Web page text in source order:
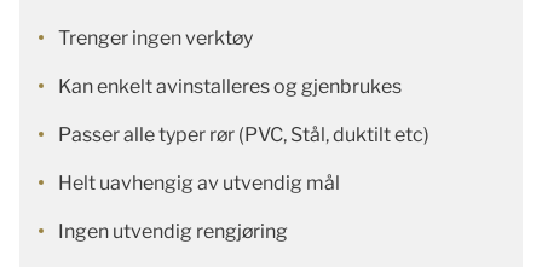
Trenger ingen verktøy
Kan enkelt avinstalleres og gjenbrukes
Passer alle typer rør (PVC, Stål, duktilt etc)
Helt uavhengig av utvendig mål
Ingen utvendig rengjøring